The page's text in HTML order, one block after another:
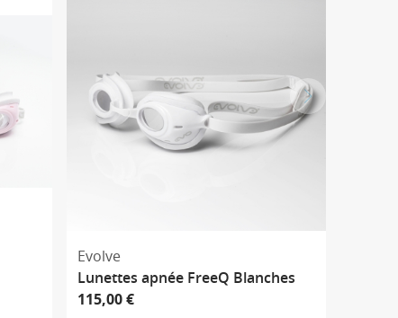
Evolve
Lunettes apnée FreeQ Blanches
115,00 €